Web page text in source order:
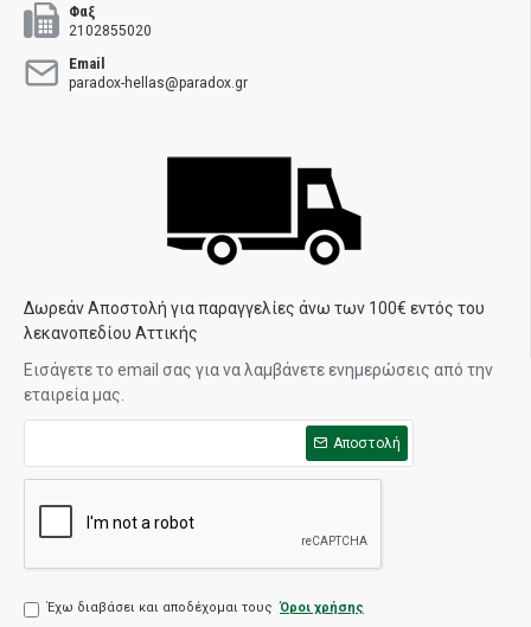
Φαξ
2102855020
Email
paradox-hellas@paradox.gr
Δωρεάν Αποστολή για παραγγελίες άνω των 100€ εντός του
λεκανοπεδίου Αττικής
Εισάγετε το email σας για να λαμβάνετε ενημερώσεις από την
εταιρεία μας.
Αποστολή
Έχω διαβάσει και αποδέχομαι τους Όροι χρήσης